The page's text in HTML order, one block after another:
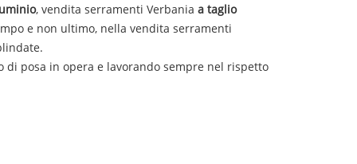
, vendita serramenti Verbania a taglio
e non ultimo, nella vendita serramenti
posa in opera e lavorando sempre nel rispetto